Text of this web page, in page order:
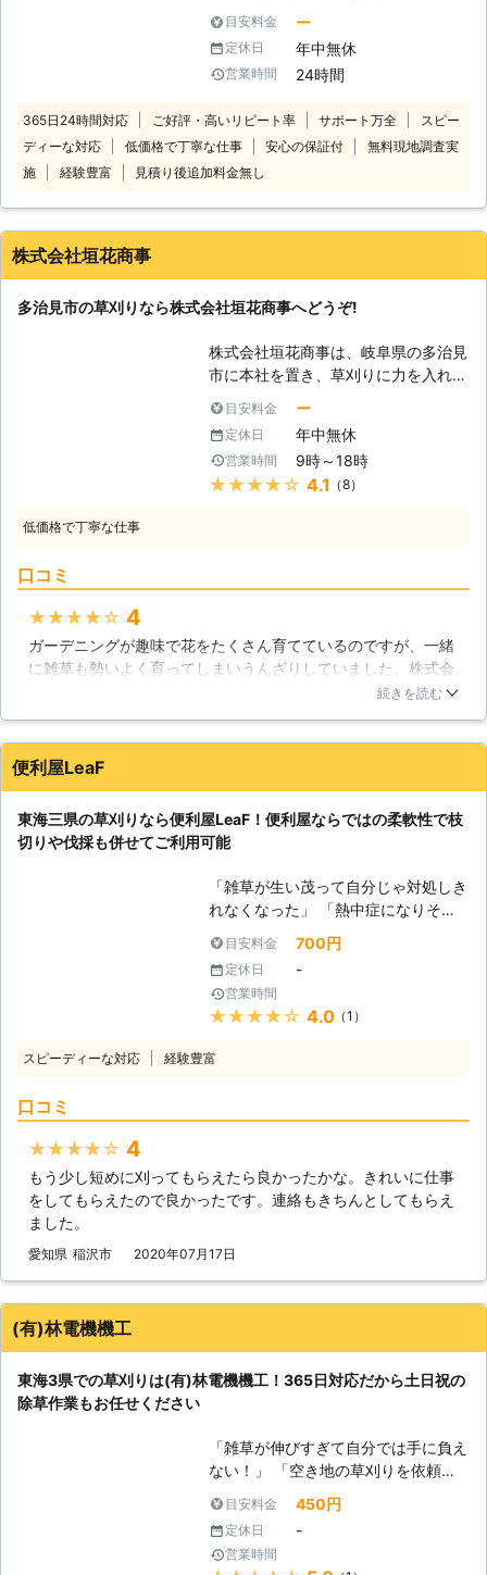
ーディーに対応させていただいており
ます。 草刈りと聞くと、業者に依頼
するまでもない、と思う方もいるかも
しれませんが、草刈りというのは意外
い時期は、個人で行う草刈りは辛い作
業になることでしょう。 水分をしっ
かりと補給しないと脱水症状を起こす
業をして節約をしようと思っていても
うならないためには、面倒な作業はす
べて専門の業者である草刈り110番に
本全国に数多くの加盟店を提携してお
りますので、どのような地域にお住ま
いでも全力でサポートいたします。
稼働していますので、急なご依頼にも
迅速に対応させていただきます。 経
験豊富な現地スタッフが、近隣のご迷
目安料金 ー
定休日 年中無休
営業時間 24時間
365日24時間対応 ご好評・高いリピート率 サポート万全
スピー
ディーな対応
低価格で丁寧な仕事 安心の保証付
無料現地調査実
施
経験豊富 見積り後追加料金無し
株式会社垣花商事
多治見市の草刈りなら株式会社垣花商事へどうぞ!
株式会社垣花商事は、岐阜県の多治見
市に本社を置き、草刈りに力を入れて
他にも、近隣の可児市と土岐市にも出
張できるので、地域密着型企業となっ
ています。また年中無休で営業してい
るので、皆さんの要望に合わせた作業
ってはお庭を埋め尽くしてしまうこと
もあり、注意すべき存在です。ガーデ
ニングをしている場合は、雑草が生え
ることで皆さんが育てている植物が十
分に栄養を取ることができず、弱って
えてきて、皆さんを困らせる要因にも
なっています。雑草が生えて来てしま
い困ったときには、当社の草刈りサー
ビスをご利用ください。当社では草刈
りの経験が豊富なので、しっかりと雑
草を刈り取ることができます。また一
戸建てのお家だけでなく、マンション
のような集合住宅での草刈りにも対応
していますので、お気軽にお問い合わ
せください。
目安料金 ー
定休日 年中無休
営業時間 9時～18時
★★★★★ 4.1 （8）
低価格で丁寧な仕事
口コミ
★★★★★ 4
ガーデニングが趣味で花をたくさん育てているのですが、一緒
に雑草も勢いよく育ってしまいうんざりしていました。株式会
社垣花商事さんに連絡し、色々と相談させて頂いていると知識
たのですが、こちらにお願いした後は綺麗な状態が長続きして
います。当分は簡単な草刈りでよさそうです。
岐阜県 多治見市 2016年12月16日
続きを読む
便利屋LeaF
東海三県の草刈りなら便利屋LeaF！便利屋ならではの柔軟性で枝
切りや伐採も併せてご利用可能
「雑草が生い茂って自分じゃ対処しき
れなくなった」 「熱中症になりそう
で庭の手入れができない」 「肌が弱
いから草刈りするとかぶれてしまう」
このようなお悩みがありましたら、当
店にお任せください。便利屋LeaFは
岐阜羽島を拠点に東海三県で草刈り代
ます。当店は草刈りにプラスして便利
る！ 雑草の対処をせずそのまま放置
していると、草が生い茂って美観を損
を撒いたり、草に隠れて蚊などの虫が
ち、気づけば自分では手のつけられな
だというときには、当店に草刈りをお
任せください。お庭作業に慣れたスタ
ッフが手際よくお手入れいたします。
●便利屋だからこそ併せてサービスす
ることも可能です！ 例えば、草刈り
を依頼するついでに庭にある古くなっ
目安料金 700円
定休日 -
営業時間
★★★★★ 4.0（1）
スピーディーな対応 経験豊富
口コミ
★★★★★ 4
もう少し短めに刈ってもらえたら良かったかな。きれいに仕事
をしてもらえたので良かったです。連絡もきちんとしてもらえ
ました。
愛知県 稲沢市 2020年07月17日
(有)林電機機工
東海3県での草刈りは(有)林電機機工！365日対応だから土日祝の
除草作業もお任せください
「雑草が伸びすぎて自分では手に負え
ない！」 「空き地の草刈りを依頼し
たい」 「草刈りしても生えてくる雑
草に悩まされている」 このように雑
草でお困りのときには、岐阜県土岐市
に拠点をおく(有)林電機機工に草刈り
目安料金 450円
定休日 -
営業時間